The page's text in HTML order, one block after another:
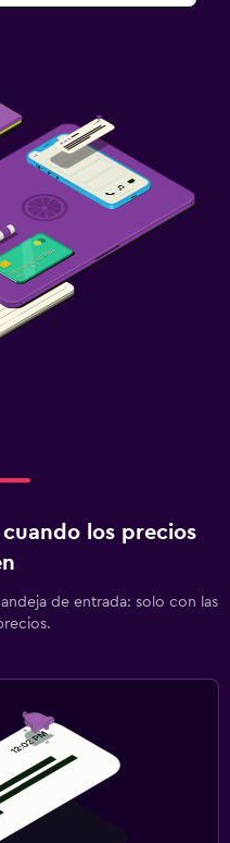
los precios
de entrada: solo con las